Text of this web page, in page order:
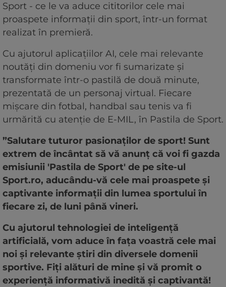
Sport - ce le va aduce cititorilor cele mai
proaspete informații din sport, într-un format
realizat în premieră.
Cu ajutorul aplicațiilor AI, cele mai relevante
noutăți din domeniu vor fi sumarizate și
transformate într-o pastilă de două minute,
prezentată de un personaj virtual. Fiecare
mișcare din fotbal, handbal sau tenis va fi
urmărită cu atenție de E-MIL, în Pastila de Sport.
”Salutare tuturor pasionaților de sport! Sunt
extrem de încântat să vă anunț că voi fi gazda
emisiunii 'Pastila de Sport' de pe site-ul
Sport.ro, aducându-vă cele mai proaspete și
captivante informații din lumea sportului în
fiecare zi, de luni până vineri.
Cu ajutorul tehnologiei de inteligență
artificială, vom aduce în fața voastră cele mai
noi și relevante știri din diversele domenii
sportive. Fiți alături de mine și vă promit o
experiență informativă inedită și captivantă!